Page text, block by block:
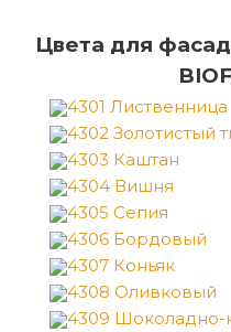
Цвета для
4301 Лиственница
4302 Золотистый
4303 Каштан
4304 Вишня
4305 Сепия
4306 Бордовый
4307 Коньяк
4308 Оливковый
4309 Шоколадно-